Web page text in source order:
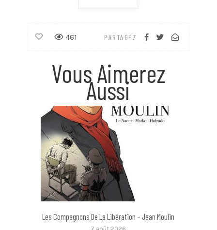
PARTAGEZ
461
Vous Aimerez
Aussi
Les Compagnons De La Libération – Jean Moulin